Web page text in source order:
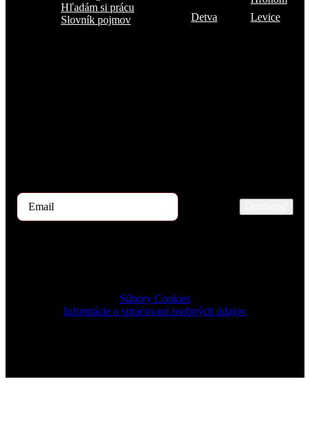
Hľadám si prácu
Slovník pojmov
Detva
Levice
Súbory Cookies
Informácie o spracovaní osobných údajov